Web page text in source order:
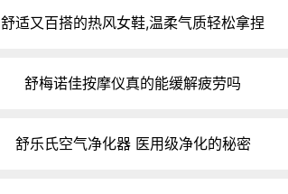
舒适又百搭的热风女鞋,温柔气质轻松拿捏
舒梅诺佳按摩仪真的能缓解疲劳吗
舒乐氏空气净化器 医用级净化的秘密